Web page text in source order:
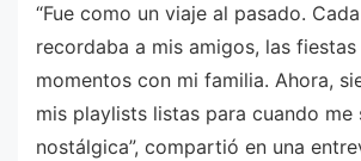
“Fue como un viaje al pasado.
recordaba a mis amigos, las
momentos con mi familia. Ahora,
mis playlists listas para cuando me
nostálgica”, compartió en una